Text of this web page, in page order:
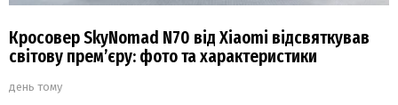
Кросовер SkyNomad N70 від Xiaomi відсвяткував
світову прем’єру: фото та характеристики
день тому